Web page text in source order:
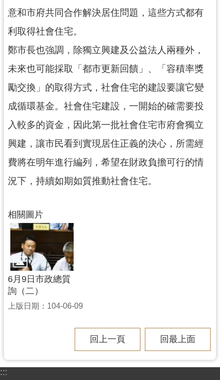
意和市府共同合作解決居住問題，這些方式都有
利取得社會住宅。
鄭市長也強調，除獨立興建及公益法人兩種外，
未來也可能採取「都市更新回饋」、「容積率獎
勵交換」的取得方式，社會住宅的建設要讓它變
成循環基金。社會住宅建設，一開始的確需要投
入較多的資金，因此第一批社會住宅市府會獨立
興建，讓市民看到實現居住正義的決心，所需經
費將在明年進行編列，希望在財政負擔可行的情
況下，持續如期如質推動社會住宅。
相關圖片
6月9日市政總質
詢（二）
上版日期：104-06-09
回上一頁 回最上面
:::